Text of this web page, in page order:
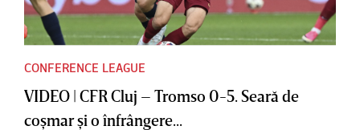
CONFERENCE LEAGUE
VIDEO | CFR Cluj – Tromso 0-5. Seară de
coşmar şi o înfrângere...